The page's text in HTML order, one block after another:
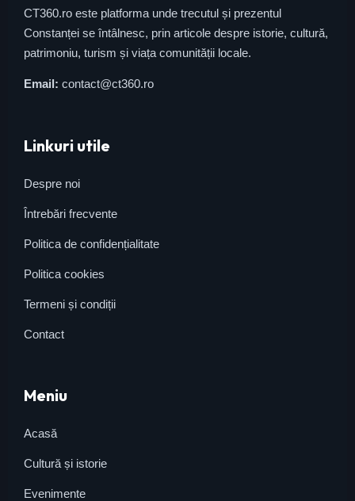
CT360.ro este platforma unde trecutul și prezentul
Constanței se întâlnesc, prin articole despre istorie, cultură,
patrimoniu, turism și viața comunității locale.
Email: contact@ct360.ro
Linkuri utile
Despre noi
Întrebări frecvente
Politica de confidențialitate
Politica cookies
Termeni și condiții
Contact
Meniu
Acasă
Cultură și istorie
Evenimente